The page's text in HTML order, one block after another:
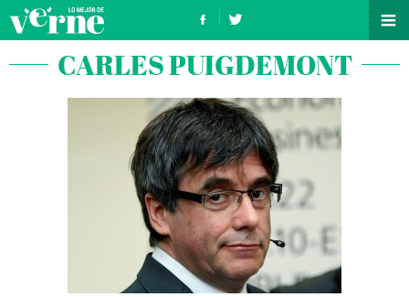
CARLES PUIGDEMONT